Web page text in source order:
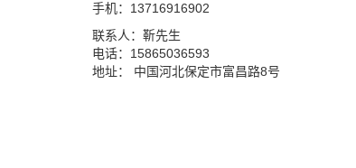
手机：13716916902
联系人：靳先生
电话：15865036593
地址： 中国河北保定市富昌路8号